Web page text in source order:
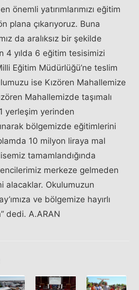
önemli yatırımlarımızı eğitim
plana çıkarıyoruz. Buna
da aralıksız bir şekilde
4 yılda 6 eğitim tesisimizi
Eğitim Müdürlüğü’ne teslim
ise Kızören Mahallemize
Mahallemizde taşımalı
yerleşim yerinden
bölgemizde eğitimlerini
10 milyon liraya mal
tamamlandığında
merkeze gelmeden
alacaklar. Okulumuzun
ve bölgemize hayırlı
dedi. A.ARAN